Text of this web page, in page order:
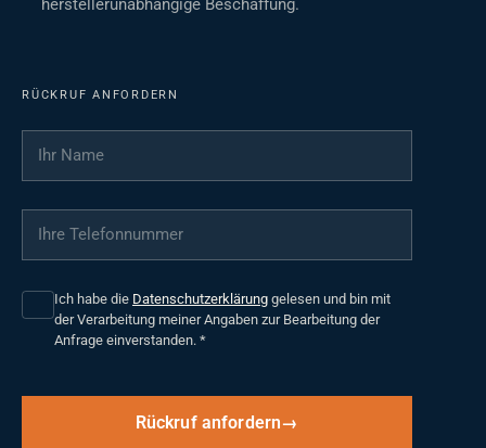
herstellerunabhängige Beschaffung.
RÜCKRUF ANFORDERN
Ihr Name
Ihre Telefonnummer
Ich habe die Datenschutzerklärung gelesen und bin mit
der Verarbeitung meiner Angaben zur Bearbeitung der
Anfrage einverstanden. *
Rückruf anfordern